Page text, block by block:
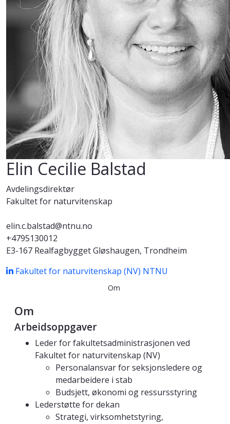
Elin Cecilie Balstad
Avdelingsdirektør
Fakultet for naturvitenskap
elin.c.balstad@ntnu.no
+4795130012
E3-167 Realfagbygget Gløshaugen, Trondheim
Fakultet for naturvitenskap (NV) NTNU
Om
Om
Arbeidsoppgaver
Leder for fakultetsadministrasjonen ved
Fakultet for naturvitenskap (NV)
Personalansvar for seksjonsledere og
medarbeidere i stab
Budsjett, økonomi og ressursstyring
Lederstøtte for dekan
Strategi, virksomhetstyring,